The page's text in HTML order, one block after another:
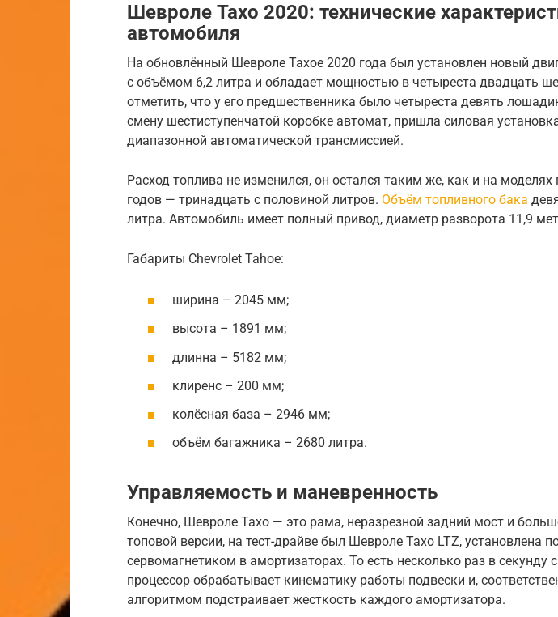
Шевроле Тахо 2020: технические
автомобиля
На обновлённый Шевроле Тахое 2020 года был установлен новый
с объёмом 6,2 литра и обладает мощностью в четыреста двадцать
отметить, что у его предшественника было четыреста девять
смену шестиступенчатой коробке автомат, пришла силовая
диапазонной автоматической трансмиссией.
Расход топлива не изменился, он остался таким же, как и на
годов — тринадцать с половиной литров. Объём топливного бака
литра. Автомобиль имеет полный привод, диаметр разворота 11,9
Габариты Chevrolet Tahoe:
ширина – 2045 мм;
высота – 1891 мм;
длинна – 5182 мм;
клиренс – 200 мм;
колёсная база – 2946 мм;
объём багажника – 2680 литра.
Управляемость и маневренность
Конечно, Шевроле Тахо — это рама, неразрезной задний мост и
топовой версии, на тест-драйве был Шевроле Тахо LTZ, установлена
сервомагнетиком в амортизаторах. То есть несколько раз в секунду
процессор обрабатывает кинематику работы подвески и,
алгоритмом подстраивает жесткость каждого амортизатора.